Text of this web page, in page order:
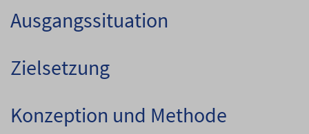
Ausgangssituation
Zielsetzung
Konzeption und Methode